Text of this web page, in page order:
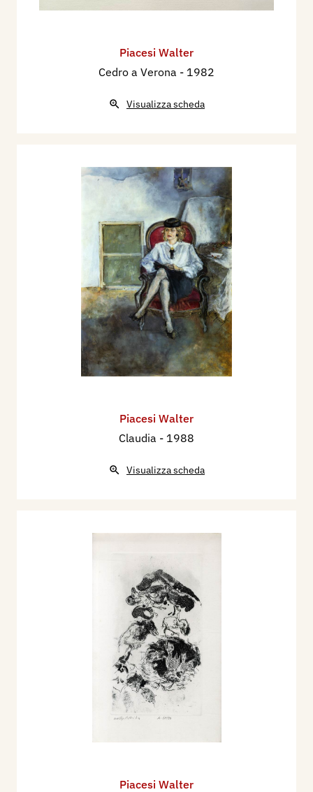
Piacesi Walter
Cedro a Verona - 1982
Visualizza scheda
Piacesi Walter
Claudia - 1988
Visualizza scheda
Piacesi Walter